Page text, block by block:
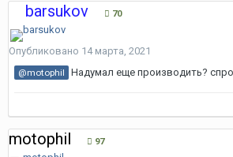
barsukov 70
Опубликовано 14 марта, 2021
@motophil Надумал еще производить?
motophil 97